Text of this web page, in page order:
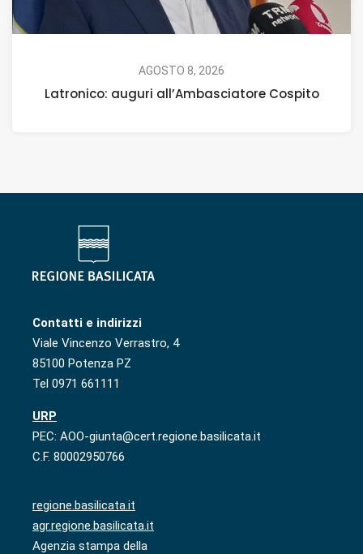
AGOSTO 8, 2026
Latronico: auguri all’Ambasciatore Cospito
Contatti e indirizzi
Viale Vincenzo Verrastro, 4
85100 Potenza PZ
Tel 0971 661111
URP
PEC: AOO-giunta@cert.regione.basilicata.it
C.F. 80002950766
regione.basilicata.it
agr.regione.basilicata.it
Agenzia stampa della